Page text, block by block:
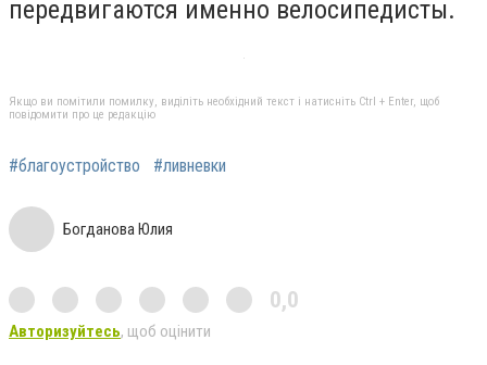
передвигаются именно велосипедисты.
Якщо ви помітили помилку, виділіть необхідний текст і натисніть Ctrl + Enter, щоб
повідомити про це редакцію
#благоустройство #ливневки
Богданова Юлия
0,0
Авторизуйтесь, щоб оцінити